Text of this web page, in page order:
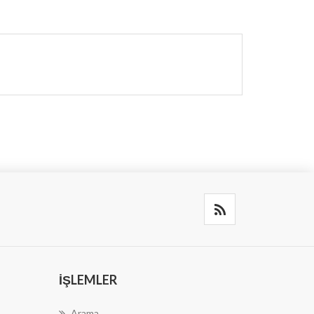
İŞLEMLER